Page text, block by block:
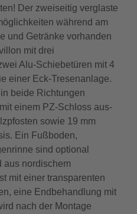
Der zweiseitig verglaste
während am
und Getränke vorhanden
mit drei
Alu-Schiebetüren mit 4
einer Eck-Tresenanlage.
beide Richtungen
einem PZ-Schloss aus-
sowie 19 mm
Ein Fußboden,
sind optional
aus nordischem
mit einer transparenten
eine Endbehandlung mit
nach der Montage